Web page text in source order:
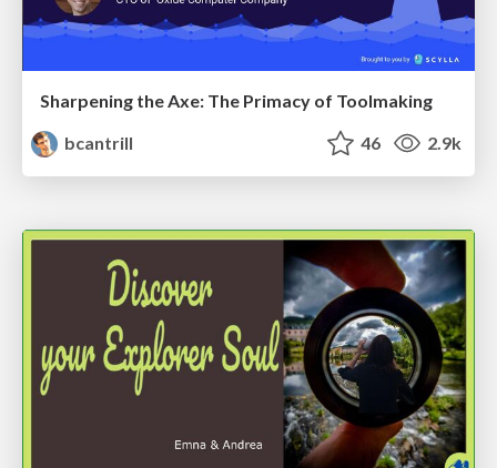
Sharpening the Axe: The Primacy of Toolmaking
bcantrill
46 2.9k